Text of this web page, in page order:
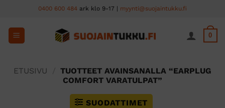
content
0400 600 484 ark klo 9-17 | myynti@suojaintukku.fi
0
ETUSIVU
TUOTTEET AVAINSANALLA “EARPLUG
COMFORT VARATULPAT”
SUODATTIMET